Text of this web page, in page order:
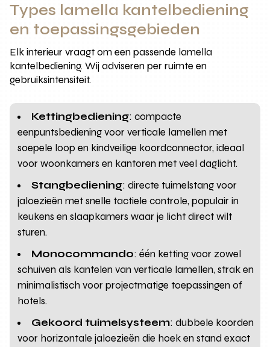
Types lamella kantelbediening
en toepassingsgebieden
Elk interieur vraagt om een passende lamella
kantelbediening. Wij adviseren per ruimte en
gebruiksintensiteit.
Kettingbediening: compacte
eenpuntsbediening voor verticale lamellen met
soepele loop en kindveilige koordconnector, ideaal
voor woonkamers en kantoren met veel daglicht.
Stangbediening: directe tuimelstang voor
jaloezieën met snelle tactiele controle, populair in
keukens en slaapkamers waar je licht direct wilt
sturen.
Monocommando: één ketting voor zowel
schuiven als kantelen van verticale lamellen, strak en
minimalistisch voor projectmatige toepassingen of
hotels.
Gekoord tuimelsysteem: dubbele koorden
voor horizontale jaloezieën die hoek en stand exact